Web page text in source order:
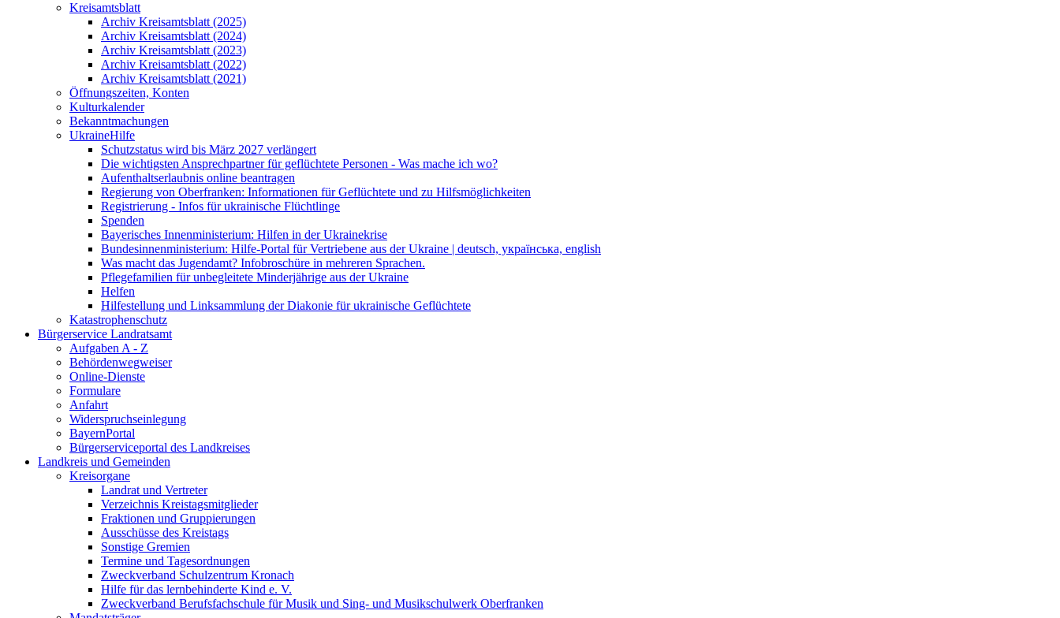
Kreisamtsblatt
Archiv Kreisamtsblatt (2025)
Archiv Kreisamtsblatt (2024)
Archiv Kreisamtsblatt (2023)
Archiv Kreisamtsblatt (2022)
Archiv Kreisamtsblatt (2021)
Öffnungszeiten, Konten
Kulturkalender
Bekanntmachungen
UkraineHilfe
Schutzstatus wird bis März 2027 verlängert
Die wichtigsten Ansprechpartner für geflüchtete Personen - Was mache ich wo?
Aufenthaltserlaubnis online beantragen
Regierung von Oberfranken: Informationen für Geflüchtete und zu Hilfsmöglichkeiten
Registrierung - Infos für ukrainische Flüchtlinge
Spenden
Bayerisches Innenministerium: Hilfen in der Ukrainekrise
Bundesinnenministerium: Hilfe-Portal für Vertriebene aus der Ukraine | deutsch, українська, english
Was macht das Jugendamt? Infobroschüre in mehreren Sprachen.
Pflegefamilien für unbegleitete Minderjährige aus der Ukraine
Helfen
Hilfestellung und Linksammlung der Diakonie für ukrainische Geflüchtete
Katastrophenschutz
Bürgerservice Landratsamt
Aufgaben A - Z
Behördenwegweiser
Online-Dienste
Formulare
Anfahrt
Widerspruchseinlegung
BayernPortal
Bürgerserviceportal des Landkreises
Landkreis und Gemeinden
Kreisorgane
Landrat und Vertreter
Verzeichnis Kreistagsmitglieder
Fraktionen und Gruppierungen
Ausschüsse des Kreistags
Sonstige Gremien
Termine und Tagesordnungen
Zweckverband Schulzentrum Kronach
Hilfe für das lernbehinderte Kind e. V.
Zweckverband Berufsfachschule für Musik und Sing- und Musikschulwerk Oberfranken